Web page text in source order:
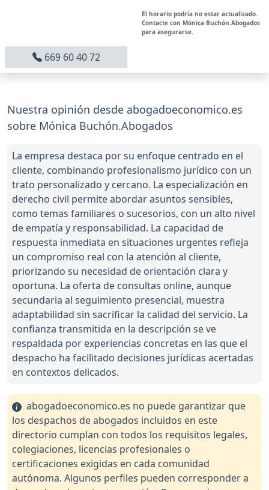
El horario podría no estar actualizado.
Contacte con Mónica Buchón.Abogados
para asegurarse.
669 60 40 72
Nuestra opinión desde abogadoeconomico.es
sobre Mónica Buchón.Abogados
La empresa destaca por su enfoque centrado en el
cliente, combinando profesionalismo jurídico con un
trato personalizado y cercano. La especialización en
derecho civil permite abordar asuntos sensibles,
como temas familiares o sucesorios, con un alto nivel
de empatía y responsabilidad. La capacidad de
respuesta inmediata en situaciones urgentes refleja
un compromiso real con la atención al cliente,
priorizando su necesidad de orientación clara y
oportuna. La oferta de consultas online, aunque
secundaria al seguimiento presencial, muestra
adaptabilidad sin sacrificar la calidad del servicio. La
confianza transmitida en la descripción se ve
respaldada por experiencias concretas en las que el
despacho ha facilitado decisiones jurídicas acertadas
en contextos delicados.
abogadoeconomico.es no puede garantizar que
los despachos de abogados incluidos en este
directorio cumplan con todos los requisitos legales,
colegiaciones, licencias profesionales o
certificaciones exigidas en cada comunidad
autónoma. Algunos perfiles pueden corresponder a